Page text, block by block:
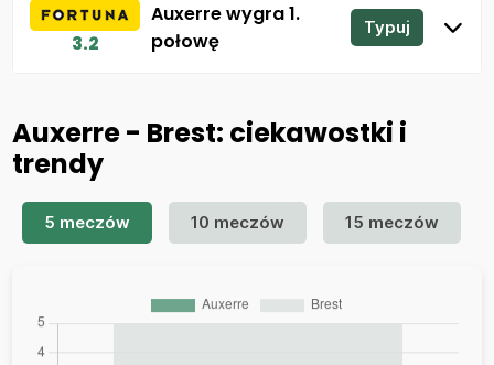
3.2
Auxerre wygra 1.
połowę
Typuj
Auxerre - Brest: ciekawostki i
trendy
5 meczów 10 meczów 15 meczów